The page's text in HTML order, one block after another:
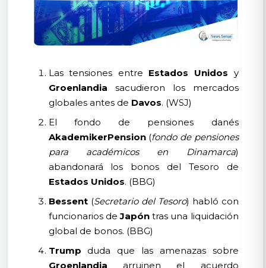
Las tensiones entre Estados Unidos y
Groenlandia sacudieron los mercados
globales antes de Davos. (WSJ)
El fondo de pensiones danés
AkademikerPension(fondo de pensiones
para académicos en Dinamarca)
abandonará los bonos del Tesoro de
Estados Unidos. (BBG)
Bessent(Secretario del Tesoro) habló con
funcionarios deJapóntras una liquidación
global de bonos. (BBG)
Trump duda que las amenazas sobre
Groenlandia arruinen el acuerdo